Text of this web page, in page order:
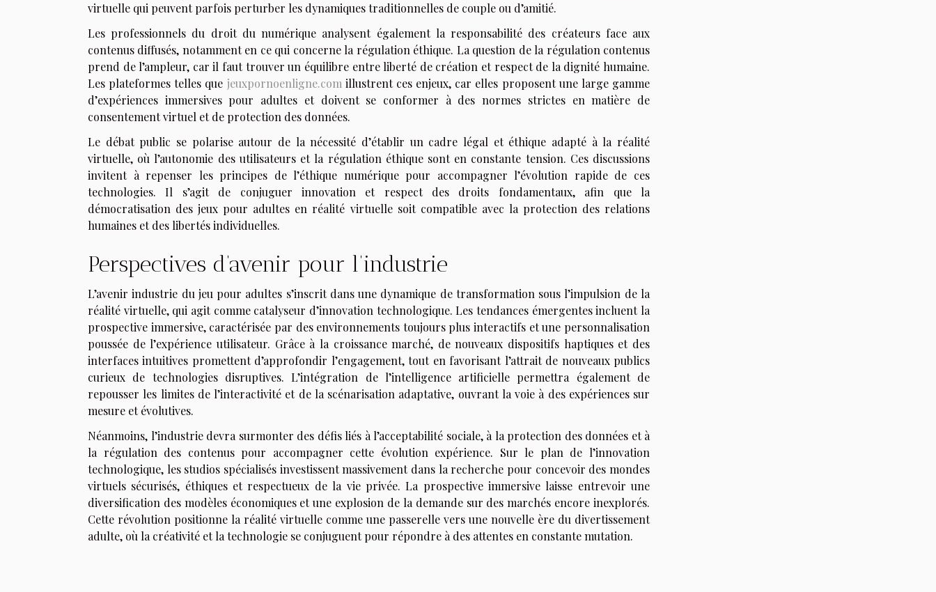
virtuelle qui peuvent parfois perturber les dynamiques traditionnelles de couple ou d’amitié.
Les professionnels du droit du numérique analysent également la responsabilité des créateurs face aux
contenus diffusés, notamment en ce qui concerne la régulation éthique. La question de la régulation contenus
prend de l’ampleur, car il faut trouver un équilibre entre liberté de création et respect de la dignité humaine.
Les plateformes telles que jeuxpornoenligne.com illustrent ces enjeux, car elles proposent une large gamme
d’expériences immersives pour adultes et doivent se conformer à des normes strictes en matière de
consentement virtuel et de protection des données.
Le débat public se polarise autour de la nécessité d’établir un cadre légal et éthique adapté à la réalité
virtuelle, où l’autonomie des utilisateurs et la régulation éthique sont en constante tension. Ces discussions
invitent à repenser les principes de l’éthique numérique pour accompagner l’évolution rapide de ces
technologies. Il s’agit de conjuguer innovation et respect des droits fondamentaux, afin que la
démocratisation des jeux pour adultes en réalité virtuelle soit compatible avec la protection des relations
humaines et des libertés individuelles.
Perspectives d’avenir pour l’industrie
L’avenir industrie du jeu pour adultes s’inscrit dans une dynamique de transformation sous l’impulsion de la
réalité virtuelle, qui agit comme catalyseur d’innovation technologique. Les tendances émergentes incluent la
prospective immersive, caractérisée par des environnements toujours plus interactifs et une personnalisation
poussée de l’expérience utilisateur. Grâce à la croissance marché, de nouveaux dispositifs haptiques et des
interfaces intuitives promettent d’approfondir l’engagement, tout en favorisant l’attrait de nouveaux publics
curieux de technologies disruptives. L’intégration de l’intelligence artificielle permettra également de
repousser les limites de l’interactivité et de la scénarisation adaptative, ouvrant la voie à des expériences sur
mesure et évolutives.
Néanmoins, l’industrie devra surmonter des défis liés à l’acceptabilité sociale, à la protection des données et à
la régulation des contenus pour accompagner cette évolution expérience. Sur le plan de l’innovation
technologique, les studios spécialisés investissent massivement dans la recherche pour concevoir des mondes
virtuels sécurisés, éthiques et respectueux de la vie privée. La prospective immersive laisse entrevoir une
diversification des modèles économiques et une explosion de la demande sur des marchés encore inexplorés.
Cette révolution positionne la réalité virtuelle comme une passerelle vers une nouvelle ère du divertissement
adulte, où la créativité et la technologie se conjuguent pour répondre à des attentes en constante mutation.